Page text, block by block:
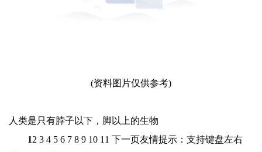
(资料图片仅供参考)
人类是只有脖子以下，脚以上的生物
12 3 4 5 6 7 8 9 10 11 下一页友情提示：支持键盘左右